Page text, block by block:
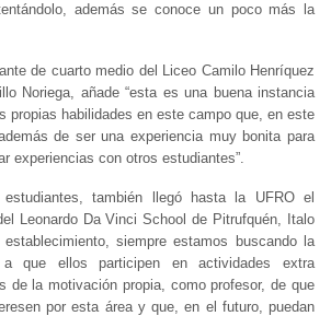
además se conoce un poco más la
de cuarto medio del Liceo Camilo Henríquez
Noriega, añade “esta es una buena instancia
propias habilidades en este campo que, en este
de ser una experiencia muy bonita para
experiencias con otros estudiantes”.
también llegó hasta la UFRO el
Leonardo Da Vinci School de Pitrufquén, Italo
establecimiento, siempre estamos buscando la
que ellos participen en actividades extra
de la motivación propia, como profesor, de que
por esta área y que, en el futuro, puedan